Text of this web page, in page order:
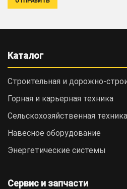
Каталог
Строительная и дорожно-
Горная и карьерная техника
Сельскохозяйственная техника
Навесное оборудование
Энергетические системы
Сервис и запчасти